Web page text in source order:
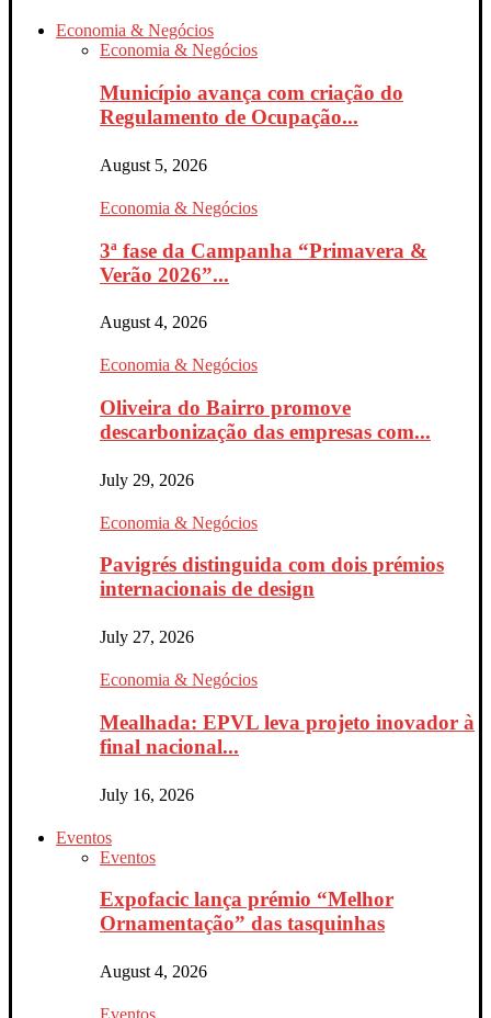
Economia & Negócios
Economia & Negócios
Município avança com criação do
Regulamento de Ocupação...
August 5, 2026
Economia & Negócios
3ª fase da Campanha “Primavera &
Verão 2026”...
August 4, 2026
Economia & Negócios
Oliveira do Bairro promove
descarbonização das empresas com...
July 29, 2026
Economia & Negócios
Pavigrés distinguida com dois prémios
internacionais de design
July 27, 2026
Economia & Negócios
Mealhada: EPVL leva projeto inovador à
final nacional...
July 16, 2026
Eventos
Eventos
Expofacic lança prémio “Melhor
Ornamentação” das tasquinhas
August 4, 2026
Eventos